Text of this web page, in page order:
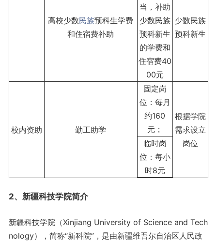
高校少数民族预科生学费
和住宿费补助
当，补助
少数民族
预科新生
的学费和
住宿费40
00元
少数民族
预科新生
校内资助 勤工助学
固定岗
位：每月
约160
元；
根据学院
需求设立
岗位
临时岗
位：每小
时8元
2、新疆科技学院简介
新疆科技学院（Xinjiang University of Science and Tech
nology），简称“新科院”，是由新疆维吾尔自治区人民政